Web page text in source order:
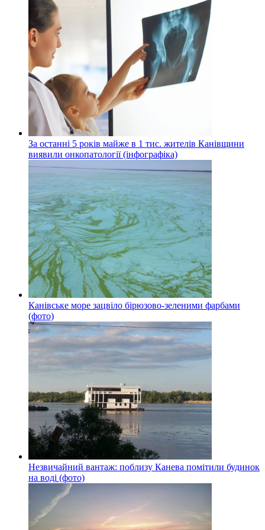
За останні 5 років майже в 1 тис. жителів Канівщини
виявили онкопатології (інфографіка)
Канівське море зацвіло бірюзово-зеленими фарбами
(фото)
Незвичайний вантаж: поблизу Канева помітили будинок
на воді (фото)